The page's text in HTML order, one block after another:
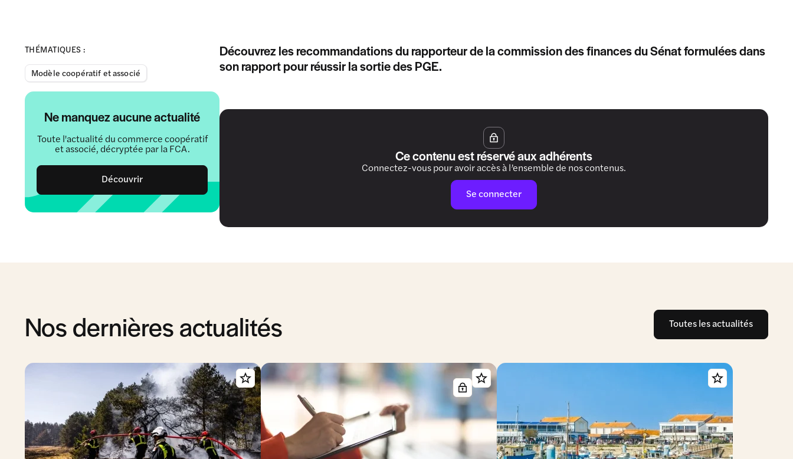
THÉMATIQUES :
Modèle coopératif et associé
Ne manquez aucune actualité
Toute l'actualité du commerce coopératif
et associé, décryptée par la FCA.
Découvrir
Découvrez les recommandations du rapporteur de la commission des finances du Sénat formulées dans
son rapport pour réussir la sortie des PGE.
Ce contenu est réservé aux adhérents
Connectez-vous pour avoir accès à l’ensemble de nos contenus.
Se connecter
Nos dernières actualités Toutes les actualités